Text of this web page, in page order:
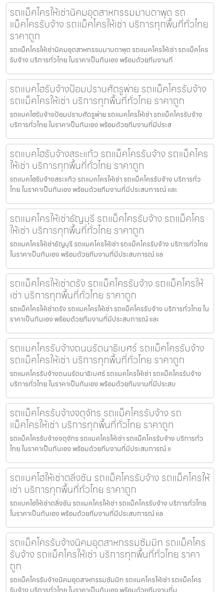
รถแม็คโครให้เช่านิคมอุตสาหกรรมมาบตาพุด รถ
แม็คโครรับจ้าง รถแม็คโครให้เช่า บริการทุกพื้นที่ทั่วไทย
ราคาถูก
รถแม็คโครให้เช่านิคมอุตสาหกรรมมาบตาพุด รถแมคโครให้เช่า รถแม็คโคร
รับจ้าง บริการทั่วไทย ในราคาเป็นกันเอง พร้อมด้วยทีมงานที
รถแบคโฮรับจ้างป้อมปราบศัตรูพ่าย รถแม็คโครรับจ้าง
รถแม็คโครให้เช่า บริการทุกพื้นที่ทั่วไทย ราคาถูก
รถแบคโฮรับจ้างป้อมปราบศัตรูพ่าย รถแมคโครให้เช่า รถแม็คโครรับจ้าง
บริการทั่วไทย ในราคาเป็นกันเอง พร้อมด้วยทีมงานที่มีประส
รถแบคโฮรับจ้างสระแก้ว รถแม็คโครรับจ้าง รถแม็คโคร
ให้เช่า บริการทุกพื้นที่ทั่วไทย ราคาถูก
รถแบคโฮรับจ้างสระแก้ว รถแมคโครให้เช่า รถแม็คโครรับจ้าง บริการทั่ว
ไทย ในราคาเป็นกันเอง พร้อมด้วยทีมงานที่มีประสบการณ์ และ
รถแมคโครให้เช่าธัญบุรี รถแม็คโครรับจ้าง รถแม็คโคร
ให้เช่า บริการทุกพื้นที่ทั่วไทย ราคาถูก
รถแมคโครให้เช่าธัญบุรี รถแมคโครให้เช่า รถแม็คโครรับจ้าง บริการทั่วไทย
ในราคาเป็นกันเอง พร้อมด้วยทีมงานที่มีประสบการณ์ แล
รถแม็คโครให้เช่าตรัง รถแม็คโครรับจ้าง รถแม็คโครให้
เช่า บริการทุกพื้นที่ทั่วไทย ราคาถูก
รถแม็คโครให้เช่าตรัง รถแมคโครให้เช่า รถแม็คโครรับจ้าง บริการทั่วไทย ใน
ราคาเป็นกันเอง พร้อมด้วยทีมงานที่มีประสบการณ์ และ
รถแมคโครรับจ้างถนนรัตนาธิเบศร์ รถแม็คโครรับจ้าง
รถแม็คโครให้เช่า บริการทุกพื้นที่ทั่วไทย ราคาถูก
รถแมคโครรับจ้างถนนรัตนาธิเบศร์ รถแมคโครให้เช่า รถแม็คโครรับจ้าง
บริการทั่วไทย ในราคาเป็นกันเอง พร้อมด้วยทีมงานที่มีประสบ
รถแม็คโครรับจ้างจตุจักร รถแม็คโครรับจ้าง รถ
แม็คโครให้เช่า บริการทุกพื้นที่ทั่วไทย ราคาถูก
รถแม็คโครรับจ้างจตุจักร รถแมคโครให้เช่า รถแม็คโครรับจ้าง บริการทั่ว
ไทย ในราคาเป็นกันเอง พร้อมด้วยทีมงานที่มีประสบการณ์ แ
รถแบคโฮให้เช่าตลิ่งชัน รถแม็คโครรับจ้าง รถแม็คโครให้
เช่า บริการทุกพื้นที่ทั่วไทย ราคาถูก
รถแบคโฮให้เช่าตลิ่งชัน รถแมคโครให้เช่า รถแม็คโครรับจ้าง บริการทั่วไทย
ในราคาเป็นกันเอง พร้อมด้วยทีมงานที่มีประสบการณ์ แล
รถแม็คโครรับจ้างนิคมอุตสาหกรรมซัมมิท รถแม็คโคร
รับจ้าง รถแม็คโครให้เช่า บริการทุกพื้นที่ทั่วไทย ราคา
ถูก
รถแม็คโครรับจ้างนิคมอุตสาหกรรมซัมมิท รถแมคโครให้เช่า รถแม็คโคร